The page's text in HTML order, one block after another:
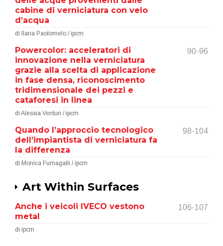
cabine di verniciatura con velo
d’acqua
di Ilaria Paolomelo / ipcm
Powercolor: acceleratori di
innovazione nella verniciatura
grazie alla scelta di applicazione
in fase densa, riconoscimento
tridimensionale dei pezzi e
cataforesi in linea
90-96
di Alessia Venturi / ipcm
Quando l’approccio tecnologico
dell’impiantista di verniciatura fa
la differenza
98-104
di Monica Fumagalli / ipcm
Art Within Surfaces
Anche i veicoli IVECO vestono
metal
106-107
di ipcm